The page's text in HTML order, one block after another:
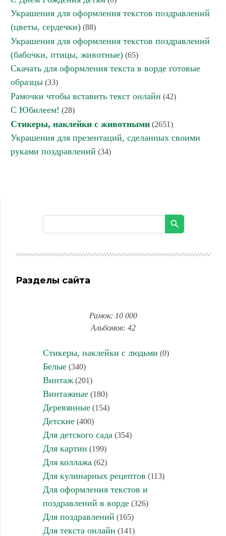
Украшения для оформления текстов поздравлений
(цветы, сердечки) (88)
Украшения для оформления текстов поздравлений
(бабочки, птицы, животные) (65)
Скачать для оформления текста в ворде готовые
образцы (33)
Рамочки чтобы вставить текст онлайн (42)
С Юбилеем! (28)
Стикеры, наклейки с животными (2651)
Украшения для презентаций, сделанных своими
руками поздравлений (34)
Разделы сайта
Рамок: 10 000
Альбомов: 42
Стикеры, наклейки с людьми (0)
Белые(340)
Винтаж(201)
Винтажные(180)
Деревянные(154)
Детские(400)
Для детского сада (354)
Для картин (199)
Для коллажа (62)
Для кулинарных рецептов (113)
Для оформления текстов и
поздравлений в ворде(326)
Для поздравлений (165)
Для текста онлайн (141)